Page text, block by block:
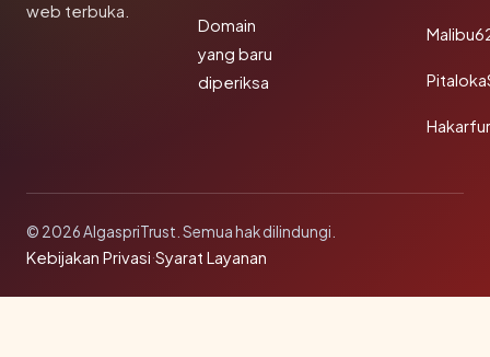
web terbuka.
Domain
yang baru
diperiksa
© 2026 AlgaspriTrust. Semua hak dilindungi.
Kebijakan Privasi·Syarat Layanan